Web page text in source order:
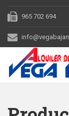
965 702 694